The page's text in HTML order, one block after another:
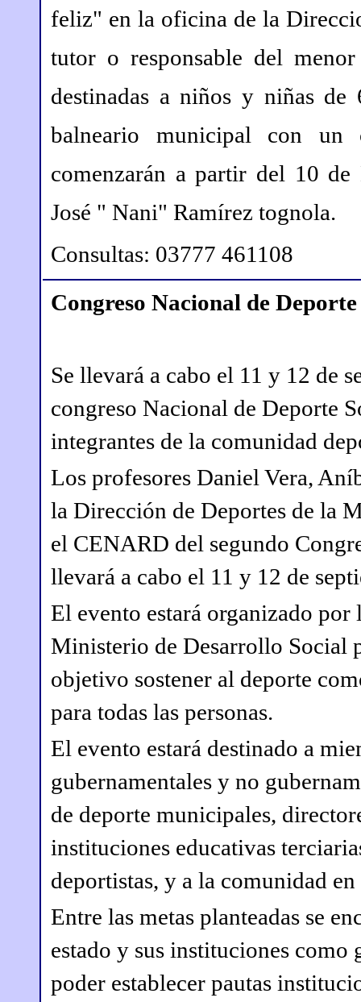
feliz" en la oficina de la
tutor o responsable del
destinadas a niños y niñas
balneario municipal con un
comenzarán a partir del 10
José " Nani" Ramírez tognola.
Consultas: 03777 461108
Congreso Nacional de
Se llevará a cabo el 11 y 12 de
congreso Nacional de Deporte
integrantes de la comunidad
Los profesores Daniel Vera,
la Dirección de Deportes de la
el CENARD del segundo
llevará a cabo el 11 y 12 de
El evento estará organizado
Ministerio de Desarrollo Social
objetivo sostener al deporte
para todas las personas.
El evento estará destinado a
gubernamentales y no
de deporte municipales,
instituciones educativas
deportistas, y a la comunidad
Entre las metas planteadas se
estado y sus instituciones como
poder establecer pautas